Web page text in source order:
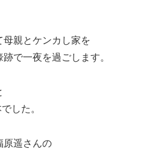
親とケンカし家を
で一夜を過ごします。
した。
原遥さんの